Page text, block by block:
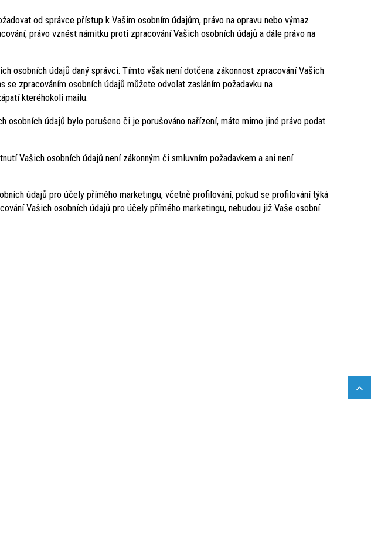
od správce přístup k Vašim osobním údajům, právo na opravu nebo výmaz
právo vznést námitku proti zpracování Vašich osobních údajů a dále právo na
údajů daný správci. Tímto však není dotčena zákonnost zpracování Vašich
zpracováním osobních údajů můžete odvolat zasláním požadavku na
kteréhokoli mailu.
osobních údajů bylo porušeno či je porušováno nařízení, máte mimo jiné právo podat
Vašich osobních údajů není zákonným či smluvním požadavkem a ani není
údajů pro účely přímého marketingu, včetně profilování, pokud se profilování týká
Vašich osobních údajů pro účely přímého marketingu, nebudou již Vaše osobní